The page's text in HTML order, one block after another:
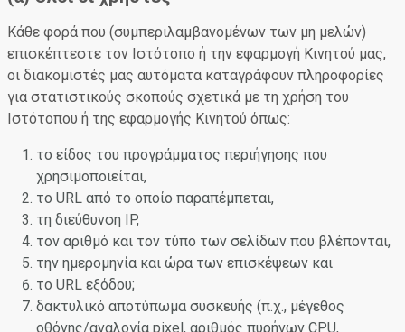
Κάθε φορά που (συμπεριλαμβανομένων των μη μελών)
επισκέπτεστε τον Ιστότοπο ή την εφαρμογή Κινητού μας,
οι διακομιστές μας αυτόματα καταγράφουν πληροφορίες
για στατιστικούς σκοπούς σχετικά με τη χρήση του
Ιστότοπου ή της εφαρμογής Κινητού όπως:
το είδος του προγράμματος περιήγησης που
χρησιμοποιείται,
το URL από το οποίο παραπέμπεται,
τη διεύθυνση IP,
τον αριθμό και τον τύπο των σελίδων που βλέπονται,
την ημερομηνία και ώρα των επισκέψεων και
το URL εξόδου;
δακτυλικό αποτύπωμα συσκευής (π.χ., μέγεθος
οθόνης/αναλογία pixel, αριθμός πυρήνων CPU,